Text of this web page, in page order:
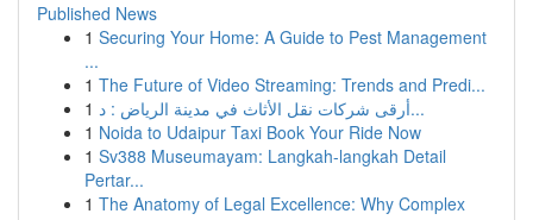
Published News
1 Securing Your Home: A Guide to Pest Management
...
1 The Future of Video Streaming: Trends and Predi...
1
أرقى شركات نقل الأثاث في مدينة الرياض : د...
1 Noida to Udaipur Taxi Book Your Ride Now
1 Sv388 Museumayam: Langkah-langkah Detail
Pertar...
1 The Anatomy of Legal Excellence: Why Complex